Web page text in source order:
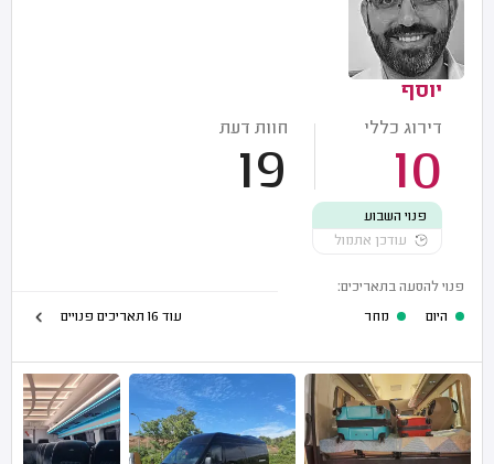
יוסף
דירוג כללי
10
חוות דעת
19
פנוי השבוע
עודכן אתמול
פנוי להסעה בתאריכים:
היום
מחר עוד 16 תאריכים פנויים